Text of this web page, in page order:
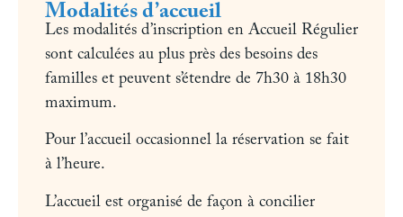
Modalités d’accueil
Les modalités d’inscription en Accueil Régulier
sont calculées au plus près des besoins des
familles et peuvent s’étendre de 7h30 à 18h30
maximum.
Pour l’accueil occasionnel la réservation se fait
à l’heure.
L’accueil est organisé de façon à concilier